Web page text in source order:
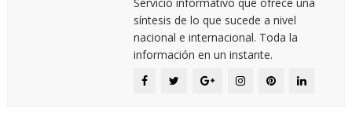
síntesis de lo que sucede a nivel
nacional e internacional. Toda la
información en un instante.